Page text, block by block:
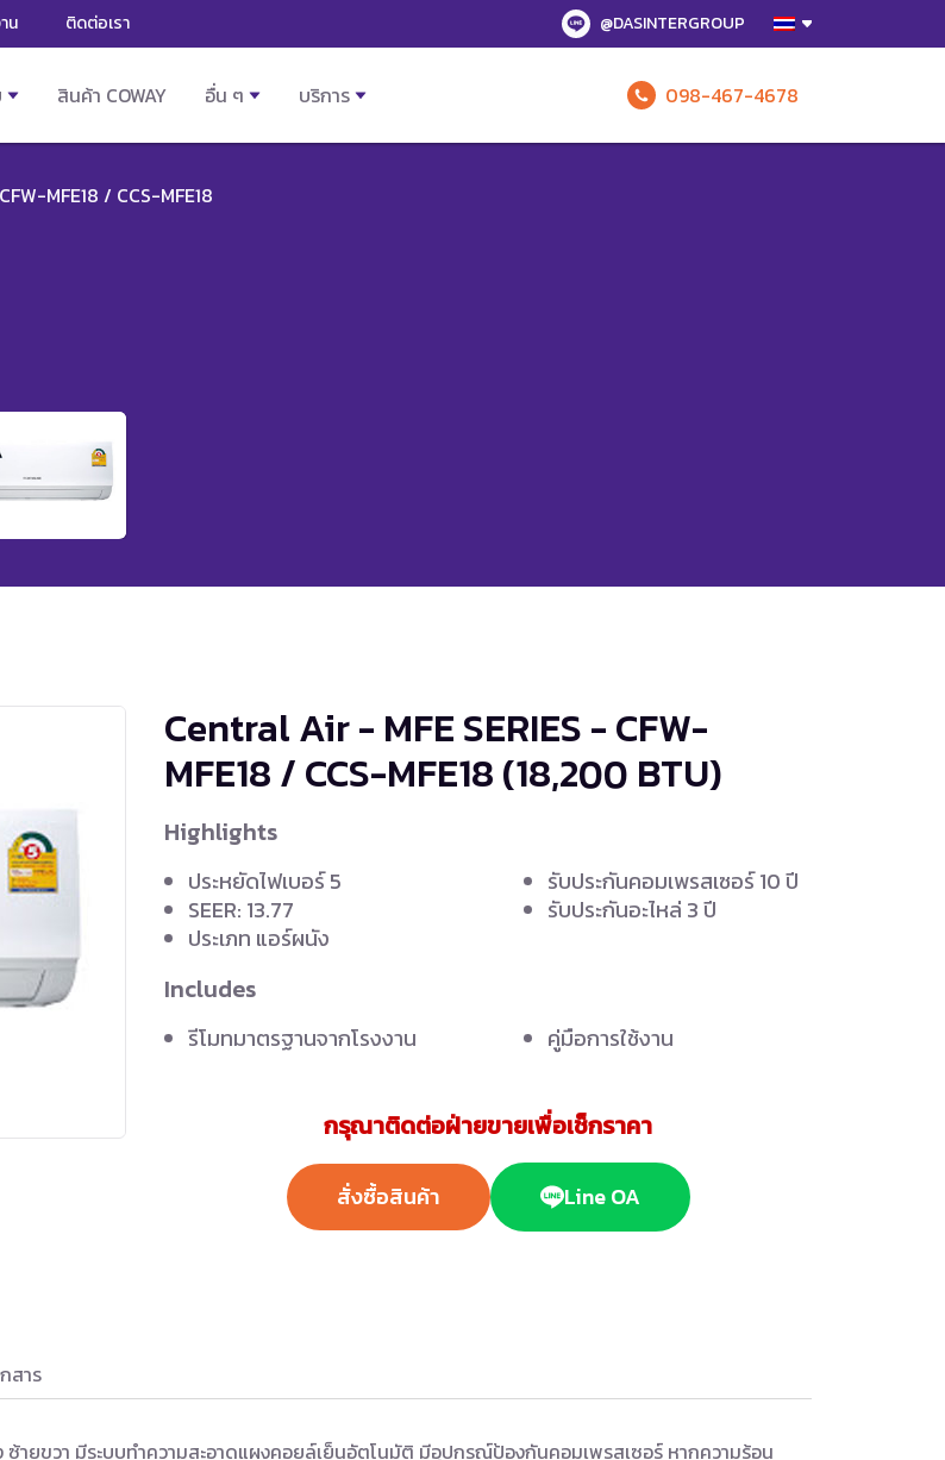
น ติดต่อเรา @DASINTERGROUP
สินค้า COWAY อื่น ๆ บริการ 098-467-4678
CFW-MFE18 / CCS-MFE18
Central Air - MFE SERIES - CFW-
MFE18 / CCS-MFE18(18,200 BTU)
Highlights
ประหยัดไฟเบอร์ 5
SEER: 13.77
ประเภท แอร์ผนัง
รับประกันคอมเพรสเซอร์ 10 ปี
รับประกันอะไหล่ 3 ปี
Includes
รีโมทมาตรฐานจากโรงงาน คู่มือการใช้งาน
กรุณาติดต่อฝ่ายขายเพื่อเช็กราคา
สั่งซื้อสินค้า Line OA
สาร
ายขวา มีระบบทำความสะอาดแผงคอยล์เย็นอัตโนมัติ มีอุปกรณ์ป้องกันคอมเพรสเซอร์ หากความร้อน